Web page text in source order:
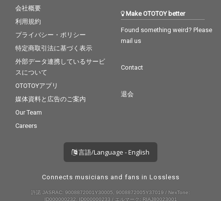
会社概要
利用規約
プライバシー・ポリシー
特定商取引法に基づく表示
外部データ連携しているサービ
スについて
OTOTOYアプリ
媒体資料と広告のご案内
Our Team
Careers
Make OTOTOY better
Found something weird? Please
mail us
Contact
退会
言語/Language - English
Connects musicians and fans in Lossless
許諾 JASRAC: 9008872001Y30005, 9008872005Y37019 / NexTone:
ID000000232, ID000000233 / エルマーク: RIAJ80023001